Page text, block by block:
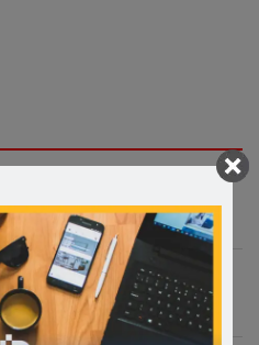
Duka Balita 4 Tahun
Anggota Polres Bone
Ditahan